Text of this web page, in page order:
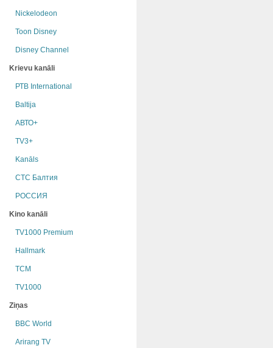
Nickelodeon
Toon Disney
Disney Channel
Krievu kanāli
РТB International
Baltija
АВТО+
TV3+
Kanāls
СТС Балтия
РОССИЯ
Kino kanāli
TV1000 Premium
Hallmark
TCM
TV1000
Ziņas
BBC World
Arirang TV